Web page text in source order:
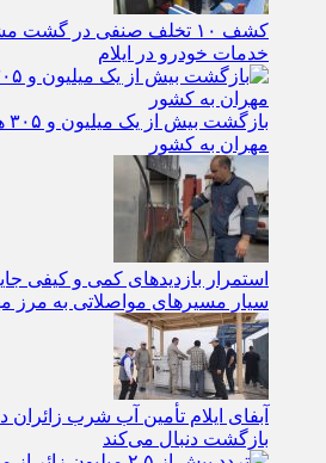
کشف ۱۰ تخلف صنفی در گشت
خدمات خودرو در ایلام
مهران به کشور
استمرار بازدیدهای کمی و کیفی
سیار مسیرهای مواصلاتی به مرز
آبفای ایلام تأمین آب شرب زائران
بازگشت دنبال می‌کند